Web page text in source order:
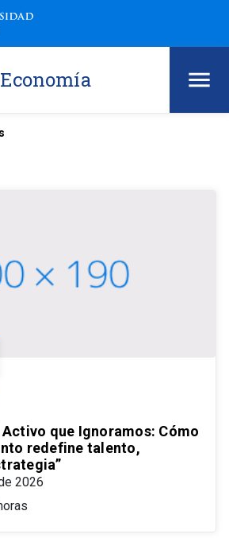
Activo que Ignoramos: Cómo
redefine talento,
2026